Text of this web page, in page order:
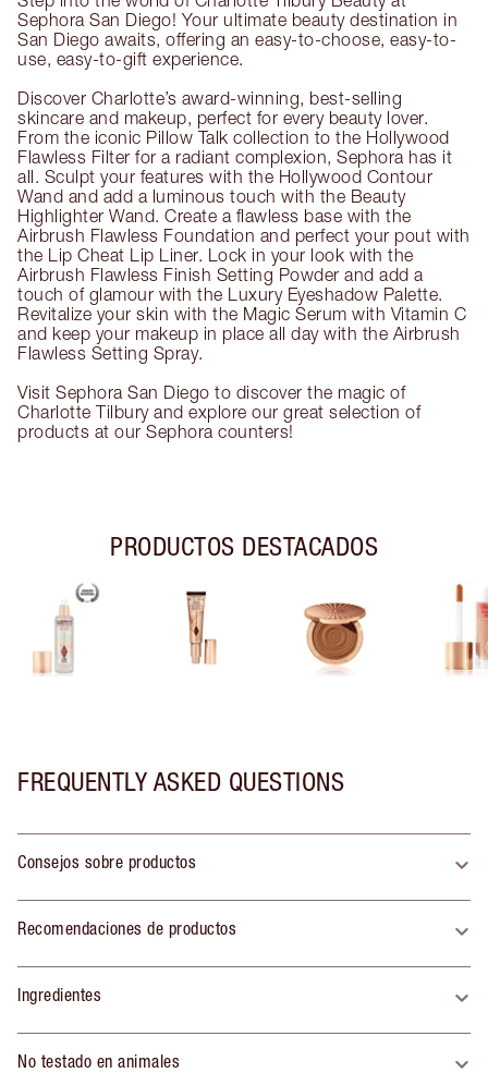
Sephora San Diego! Your ultimate beauty destination in
San Diego awaits, offering an easy-to-choose, easy-to-
use, easy-to-gift experience.
Discover Charlotte’s award-winning, best-selling
skincare and makeup, perfect for every beauty lover.
From the iconic Pillow Talk collection to the Hollywood
Flawless Filter for a radiant complexion, Sephora has it
all. Sculpt your features with the Hollywood Contour
Wand and add a luminous touch with the Beauty
Highlighter Wand. Create a flawless base with the
Airbrush Flawless Foundation and perfect your pout with
the Lip Cheat Lip Liner. Lock in your look with the
Airbrush Flawless Finish Setting Powder and add a
touch of glamour with the Luxury Eyeshadow Palette.
Revitalize your skin with the Magic Serum with Vitamin C
and keep your makeup in place all day with the Airbrush
Flawless Setting Spray.
Visit Sephora San Diego to discover the magic of
Charlotte Tilbury and explore our great selection of
products at our Sephora counters!
PRODUCTOS DESTACADOS
FREQUENTLY ASKED QUESTIONS
Consejos sobre productos
Recomendaciones de productos
Ingredientes
No testado en animales